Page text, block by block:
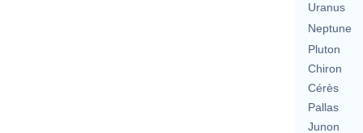
Uranus
Neptune
Pluton
Chiron
Cérès
Pallas
Junon